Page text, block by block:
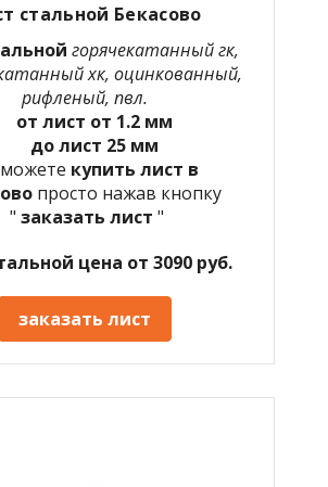
стальной Бекасово
горячекатанный гк,
хк, оцинкованный,
рифленый, пвл.
от лист от 1.2 мм
до лист 25 мм
купить лист в
просто нажав кнопку
" заказать лист "
цена от 3090 руб.
заказать лист